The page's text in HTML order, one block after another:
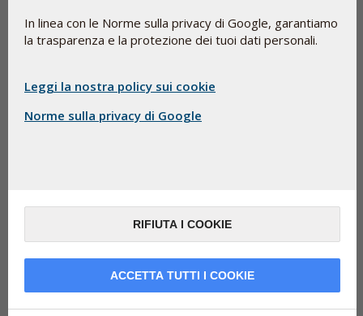
Se sei fisicamente attivo ti serve più magnesio?
Se ti alleni molto o sei semplicemente fisicamente attivo, è
In linea con le Norme sulla privacy di Google, garantiamo
la trasparenza e la protezione dei tuoi dati personali.
Leggi la nostra policy sui cookie
Norme sulla privacy di Google
RIFIUTA I COOKIE
ACCETTA TUTTI I COOKIE